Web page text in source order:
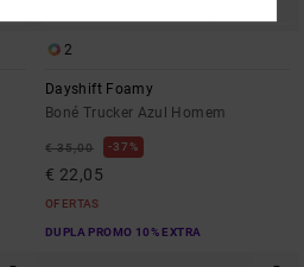
2
Dayshift Foamy
Boné Trucker Azul Homem
€ 35,00 37%
€ 22,05
OFERTAS
DUPLA PROMO 10% EXTRA